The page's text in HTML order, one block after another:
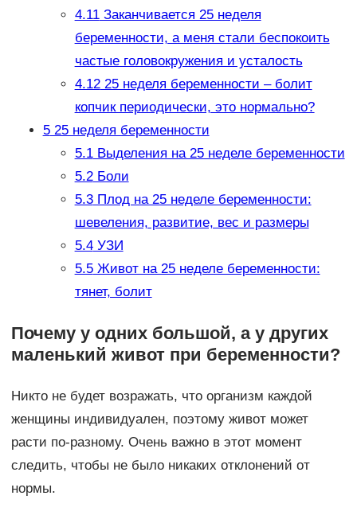
4.11Заканчивается 25 неделя
беременности, а меня стали беспокоить
частые головокружения и усталость
4.1225 неделя беременности – болит
копчик периодически, это нормально?
525 неделя беременности
5.1Выделения на 25 неделе беременности
5.2Боли
5.3Плод на 25 неделе беременности:
шевеления, развитие, вес и размеры
5.4УЗИ
5.5Живот на 25 неделе беременности:
тянет, болит
Почему у одних большой, а у других
маленький живот при беременности?
Никто не будет возражать, что организм каждой
женщины индивидуален, поэтому живот может
расти по-разному. Очень важно в этот момент
следить, чтобы не было никаких отклонений от
нормы.